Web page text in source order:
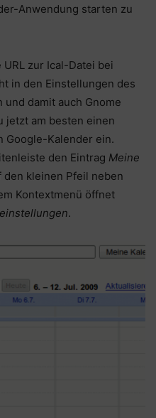
Anwendung starten zu
zur Ical-Datei bei
in den Einstellungen des
damit auch Gnome
jetzt am besten einen
Google-Kalender ein.
den Eintrag Meine
den kleinen Pfeil neben
Kontextmenü öffnet
.